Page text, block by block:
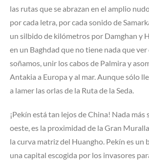
las rutas que se abrazan en el amplio
por cada letra, por cada sonido de
un silbido de kilómetros por Damghan y
en un Baghdad que no tiene nada que ver
soñamos, unir los cabos de Palmira y
Antakia a Europa y al mar. Aunque sólo
a lamer las orlas de la Ruta de la Seda.
¡Pekín está tan lejos de China! Nada más
oeste, es la proximidad de la Gran
la curva matriz del Huangho. Pekín es un
una capital escogida por los invasores